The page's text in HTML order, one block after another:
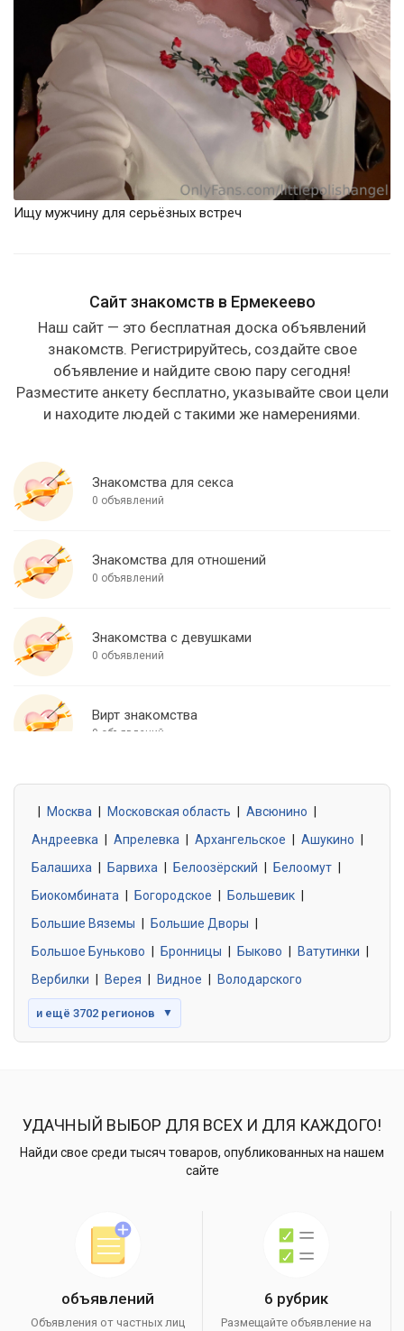
Ищу мужчину для серьёзных встреч
Сайт знакомств в Ермекеево
Наш сайт — это бесплатная доска объявлений
знакомств. Регистрируйтесь, создайте свое
объявление и найдите свою пару сегодня!
Разместите анкету бесплатно, указывайте свои цели
и находите людей с такими же намерениями.
Знакомства для секса
0 объявлений
Знакомства для отношений
0 объявлений
Знакомства с девушками
0 объявлений
Вирт знакомства
0 объявлений
0 объявлений
Знакомства без обязательств
0 объявлений
Москва Московская область Авсюнино
Андреевка
Апрелевка Архангельское Ашукино
Балашиха
Барвиха Белоозёрский Белоомут
Биокомбината
Богородское Большевик
Большие Вяземы
Большие Дворы
Большое Буньково
Бронницы Быково Ватутинки
Вербилки
Верея Видное Володарского
и ещё 3702 регионов ▼
УДАЧНЫЙ ВЫБОР ДЛЯ ВСЕХ И ДЛЯ КАЖДОГО!
Найди свое среди тысяч товаров, опубликованных на нашем
сайте
объявлений
Объявления от частных лиц
6 рубрик
Размещайте объявление на